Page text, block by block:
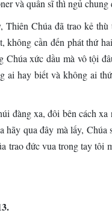
và quân sĩ thì ngủ chung
Chúa đã trao kẻ
không cần đến phát thứ
Chúa xức dầu mà vô tội
ai hay biết và không ai
đàng xa, đôi bên cách
hãy qua đây mà lấy,
trao đức vua trong tay tôi